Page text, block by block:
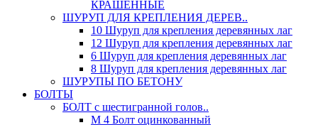
КРАШЕННЫЕ
ШУРУП ДЛЯ КРЕПЛЕНИЯ ДЕРЕВ..
10 Шуруп для крепления деревянных лаг
12 Шуруп для крепления деревянных лаг
6 Шуруп для крепления деревянных лаг
8 Шуруп для крепления деревянных лаг
ШУРУПЫ ПО БЕТОНУ
БОЛТЫ
БОЛТ с шестигранной голов..
М 4 Болт оцинкованный